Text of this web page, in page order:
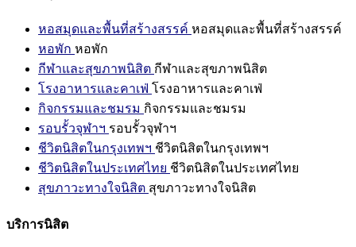
หอสมุดและพื้นที่สร้างสรรค์ หอสมุดและพื้นที่สร้างสรรค์
หอพัก หอพัก
กีฬาและสุขภาพนิสิต กีฬาและสุขภาพนิสิต
โรงอาหารและคาเฟ่ โรงอาหารและคาเฟ่
กิจกรรมและชมรม กิจกรรมและชมรม
รอบรั้วจุฬาฯ รอบรั้วจุฬาฯ
ชีวิตนิสิตในกรุงเทพฯ ชีวิตนิสิตในกรุงเทพฯ
ชีวิตนิสิตในประเทศไทย ชีวิตนิสิตในประเทศไทย
สุขภาวะทางใจนิสิต สุขภาวะทางใจนิสิต
บริการนิสิต